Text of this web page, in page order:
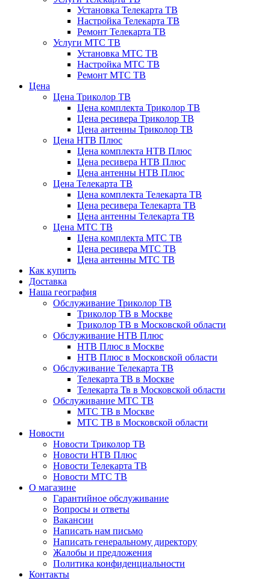
Установка Телекарта ТВ
Настройка Телекарта ТВ
Ремонт Телекарта ТВ
Услуги МТС ТВ
Установка МТС ТВ
Настройка МТС ТВ
Ремонт МТС ТВ
Цена
Цена Триколор ТВ
Цена комплекта Триколор ТВ
Цена ресивера Триколор ТВ
Цена антенны Триколор ТВ
Цена НТВ Плюс
Цена комплекта НТВ Плюс
Цена ресивера НТВ Плюс
Цена антенны НТВ Плюс
Цена Телекарта ТВ
Цена комплекта Телекарта ТВ
Цена ресивера Телекарта ТВ
Цена антенны Телекарта ТВ
Цена МТС ТВ
Цена комплекта МТС ТВ
Цена ресивера МТС ТВ
Цена антенны МТС ТВ
Как купить
Доставка
Наша география
Обслуживание Триколор ТВ
Триколор ТВ в Москве
Триколор ТВ в Московской области
Обслуживание НТВ Плюс
НТВ Плюс в Москве
НТВ Плюс в Московской области
Обслуживание Телекарта ТВ
Телекарта ТВ в Москве
Телекарта Тв в Московской области
Обслуживание МТС ТВ
МТС ТВ в Москве
МТС ТВ в Московской области
Новости
Новости Триколор ТВ
Новости НТВ Плюс
Новости Телекарта ТВ
Новости МТС ТВ
О магазине
Гарантийное обслуживание
Вопросы и ответы
Вакансии
Написать нам письмо
Написать генеральному директору
Жалобы и предложения
Политика конфиденциальности
Контакты